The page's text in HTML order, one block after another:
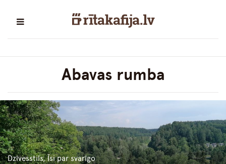
Abavas rumba
Dzīvesstils, Īsi par svarīgo